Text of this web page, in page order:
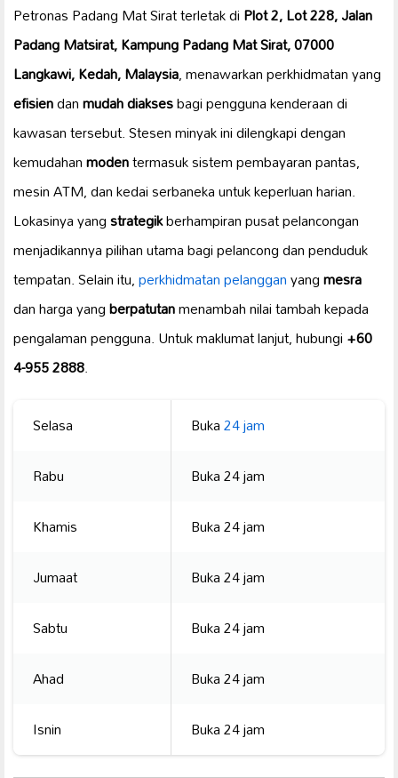
Petronas Padang Mat Sirat terletak diPlot 2, Lot 228, Jalan
Padang Matsirat, Kampung Padang Mat Sirat, 07000
Langkawi, Kedah, Malaysia, menawarkan perkhidmatan yang
efisiendanmudah diaksesbagi pengguna kenderaan di
kawasan tersebut. Stesen minyak ini dilengkapi dengan
kemudahanmodentermasuk sistem pembayaran pantas,
mesin ATM, dan kedai serbaneka untuk keperluan harian.
Lokasinya yangstrategikberhampiran pusat pelancongan
menjadikannya pilihan utama bagi pelancong dan penduduk
tempatan. Selain itu,perkhidmatan pelangganyangmesra
dan harga yangberpatutanmenambah nilai tambah kepada
pengalaman pengguna. Untuk maklumat lanjut, hubungi+60
4-955 2888.
Selasa Buka24 jam
Rabu
Buka 24 jam
Khamis
Buka 24 jam
Jumaat
Buka 24 jam
Sabtu
Buka 24 jam
Ahad
Buka 24 jam
Isnin
Buka 24 jam